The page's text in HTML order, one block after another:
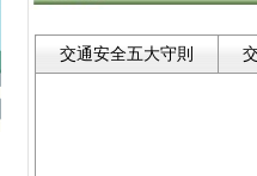
交通安全五大守則